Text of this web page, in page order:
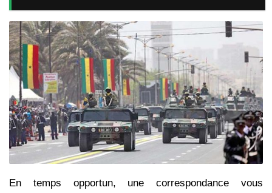
En temps opportun, une correspondance vous